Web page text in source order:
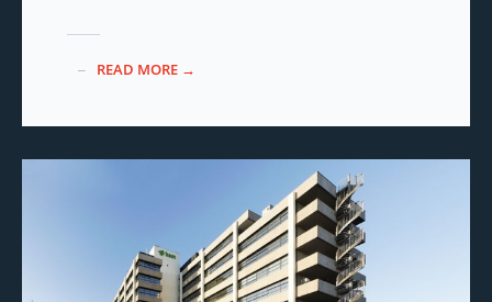
READ MORE →